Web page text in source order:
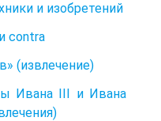
и изобретений
contra
(извлечение)
Ивана III и Ивана